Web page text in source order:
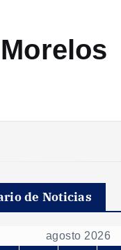
de Noticias
agosto 2026